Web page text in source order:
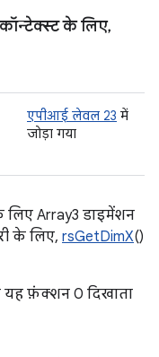
के लिए,
एपीआई लेवल 23 में
जोड़ा गया
Array3 डाइमेंशन
के लिए, rsGetDimX()
यह फ़ंक्शन 0 दिखाता